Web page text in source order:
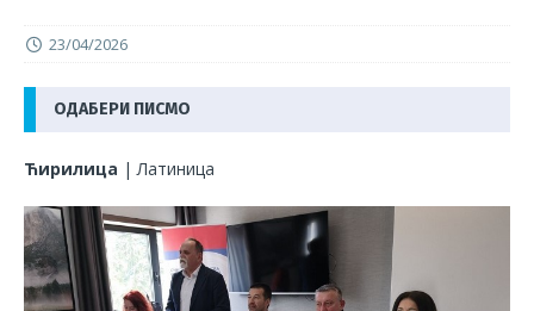
23/04/2026
ОДАБЕРИ ПИСМО
Ћирилица |Латиница